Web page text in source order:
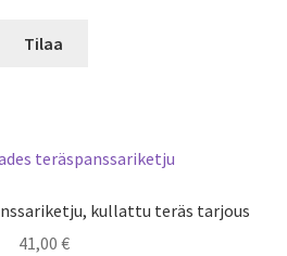
Tilaa
kullattu teräs tarjous
41,00 €